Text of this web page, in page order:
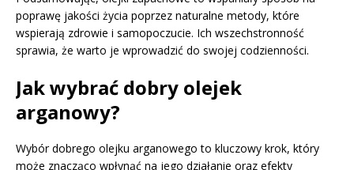
poprawę jakości życia poprzez naturalne metody, które
wspierają zdrowie i samopoczucie. Ich wszechstronność
sprawia, że warto je wprowadzić do swojej codzienności.
Jak wybrać dobry olejek
arganowy?
Wybór dobrego olejku arganowego to kluczowy krok, który
może znacząco wpłynąć na jego działanie oraz efekty